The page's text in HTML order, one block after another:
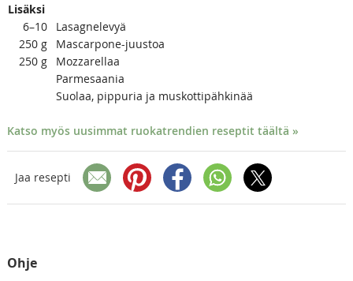
Lisäksi
6–10
Lasagnelevyä
250 g
Mascarpone-juustoa
250 g
Mozzarellaa
Parmesaania
Suolaa, pippuria ja muskottipähkinää
Katso myös uusimmat ruokatrendien reseptit täältä »
Jaa resepti
Ohje